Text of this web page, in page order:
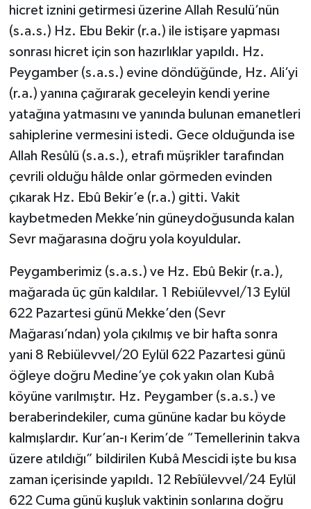
hicret iznini getirmesi üzerine Allah Resulü’nün
(s.a.s.) Hz. Ebu Bekir (r.a.) ile istişare yapması
sonrası hicret için son hazırlıklar yapıldı. Hz.
Peygamber (s.a.s.) evine döndüğünde, Hz. Ali’yi
(r.a.) yanına çağırarak geceleyin kendi yerine
yatağına yatmasını ve yanında bulunan emanetleri
sahiplerine vermesini istedi. Gece olduğunda ise
Allah Resûlü (s.a.s.), etrafı müşrikler tarafından
çevrili olduğu hâlde onlar görmeden evinden
çıkarak Hz. Ebû Bekir’e (r.a.) gitti. Vakit
kaybetmeden Mekke’nin güneydoğusunda kalan
Sevr mağarasına doğru yola koyuldular.
Peygamberimiz (s.a.s.) ve Hz. Ebû Bekir (r.a.),
mağarada üç gün kaldılar. 1 Rebiülevvel/13 Eylül
622 Pazartesi günü Mekke’den (Sevr
Mağarası’ndan) yola çıkılmış ve bir hafta sonra
yani 8 Rebiülevvel/20 Eylül 622 Pazartesi günü
öğleye doğru Medine’ye çok yakın olan Kubâ
köyüne varılmıştır. Hz. Peygamber (s.a.s.) ve
beraberindekiler, cuma gününe kadar bu köyde
kalmışlardır. Kur’an-ı Kerim’de “Temellerinin takva
üzere atıldığı” bildirilen Kubâ Mescidi işte bu kısa
zaman içerisinde yapıldı. 12 Rebîülevvel/24 Eylül
622 Cuma günü kuşluk vaktinin sonlarına doğru